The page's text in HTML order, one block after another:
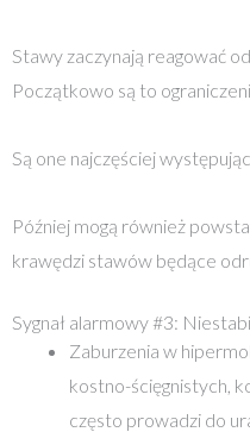
Stawy zaczynają reagować
Początkowo są to
Są one najczęściej
Później mogą również
krawędzi stawów będące
Sygnał alarmowy #3:
Zaburzenia w
kostno-ścięgnistych,
często prowadzi do